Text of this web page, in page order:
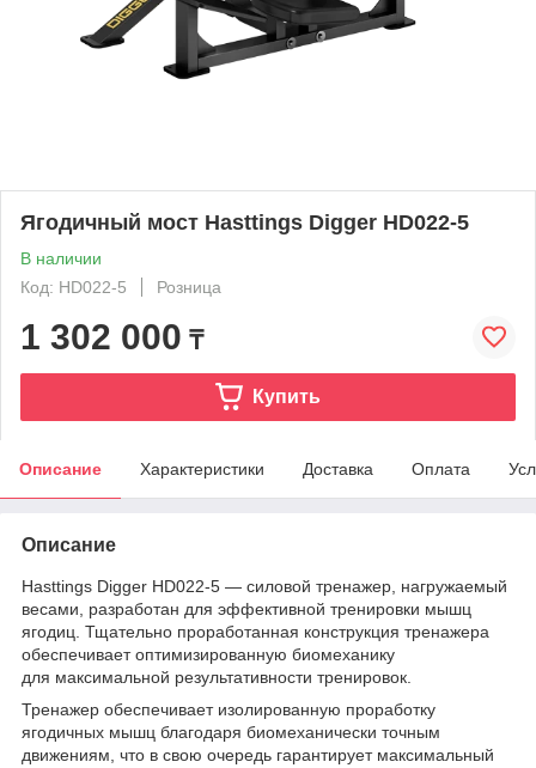
Ягодичный мост Hasttings Digger HD022-5
В наличии
Код: HD022-5
Розница
1 302 000 ₸
Купить
Описание Характеристики Доставка Оплата
Описание
Hasttings Digger HD022-5 — силовой тренажер, нагружаемый
весами, разработан для эффективной тренировки мышц
ягодиц. Тщательно проработанная конструкция тренажера
обеспечивает оптимизированную биомеханику
для максимальной результативности тренировок.
Тренажер обеспечивает изолированную проработку
ягодичных мышц благодаря биомеханически точным
движениям, что в свою очередь гарантирует максимальный